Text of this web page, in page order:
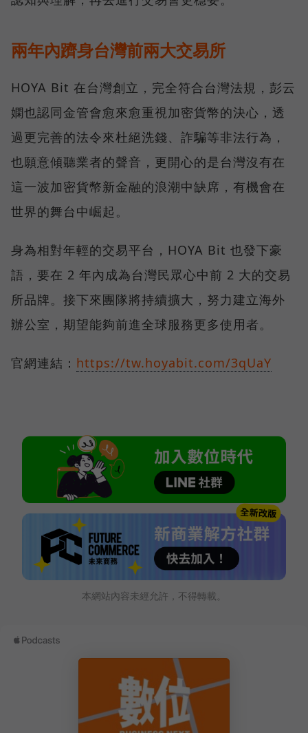
兩年內躋身台灣前兩大交易所
HOYA Bit 在台灣創立，完全符合台灣法規，彭云
嫻也認同金管會愈來愈重視加密貨幣的決心，透
過更完善的法令來杜絕洗錢、詐騙等非法行為，
也願意傾聽業者的聲音，更開心的是台灣沒有在
這一波加密貨幣新金融的浪潮中缺席，有機會在
世界的舞台中崛起。
身為相對年輕的交易平台，HOYA Bit 也發下豪
語，要在 2 年內成為台灣民眾心中前 2 大的交易
所品牌。接下來團隊將持續擴大，努力建立海外
辦公室，期望能夠前進全球服務更多使用者。
官網連結： https://tw.hoyabit.com/3qUaY
本網站內容未經允許，不得轉載。